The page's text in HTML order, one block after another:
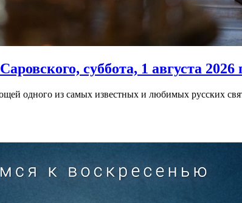
суббота, 1 августа 2026
одного из самых известных и любимых русских